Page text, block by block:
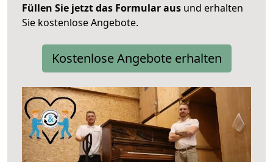
Füllen Sie jetzt das Formular aus und erhalten
Sie kostenlose Angebote.
Kostenlose Angebote erhalten